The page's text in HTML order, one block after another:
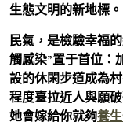
生態文明的新地標。
民氣，是檢驗幸福
觸感染”置于首位：
設的休閑步道成為
程度臺拉近人與願
她會嫁給你就夠養